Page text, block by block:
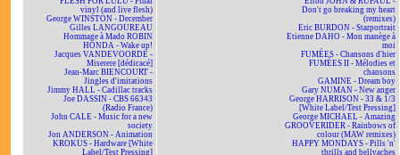
vinyl (and live flesh)
George WINSTON - December
Gilles LANGOUREAU
Hommage à Mado ROBIN
HONDA - Wake up!
Jacques VANDEVOORDE -
Miserere [dédicacé]
Jean-Marc BIENCOURT -
Jingles d'imitations
Jimmy HALL - Cadillac tracks
Joe DASSIN - CBS 66343
(Radio France)
John CALE - Music for a new
society
Jon ANDERSON - Animation
KROKUS - Hardware [White
Label/Test Pressing]
Don't go breaking my heart
(remixes)
Eric BURDON - Starportrait
Etienne DAHO - Mon manège à
moi
FUMÉES - Chansons d'hier
FUMÉES II - Mélodies et
chansons
GAMINE - Dream boy
Gary NUMAN - New anger
George HARRISON - 33 & 1/3
[White Label/Test Pressing]
George MICHAEL - Amazing
GROOVERIDER - Rainbows of
colour (MAW remixes)
HAPPY MONDAYS - Pills 'n'
thrills and bellyaches